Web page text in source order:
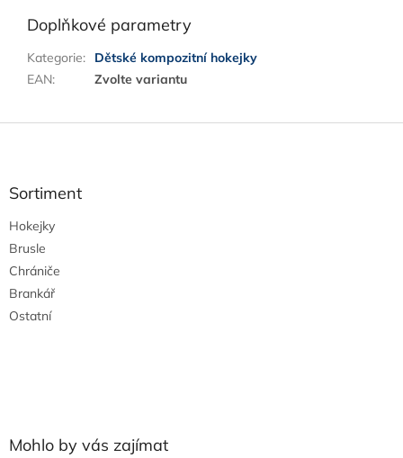
Doplňkové parametry
Kategorie:
Dětské kompozitní hokejky
EAN: Zvolte variantu
Sortiment
Hokejky
Brusle
Chrániče
Brankář
Ostatní
Mohlo by vás zajímat